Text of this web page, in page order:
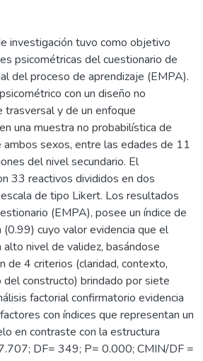
investigación tuvo como objetivo
psicométricas del cuestionario de
del proceso de aprendizaje (EMPA).
con un diseño no
y de un enfoque
una muestra no probabilística de
sexos, entre las edades de 11
del nivel secundario. El
33 reactivos divididos en dos
de tipo Likert. Los resultados
(EMPA), posee un índice de
cuyo valor evidencia que el
nivel de validez, basándose
de 4 criterios (claridad, contexto,
del constructo) brindado por siete
factorial confirmatorio evidencia
con índices que representan un
en contraste con la estructura
DF= 349; P= 0.000; CMIN/DF =